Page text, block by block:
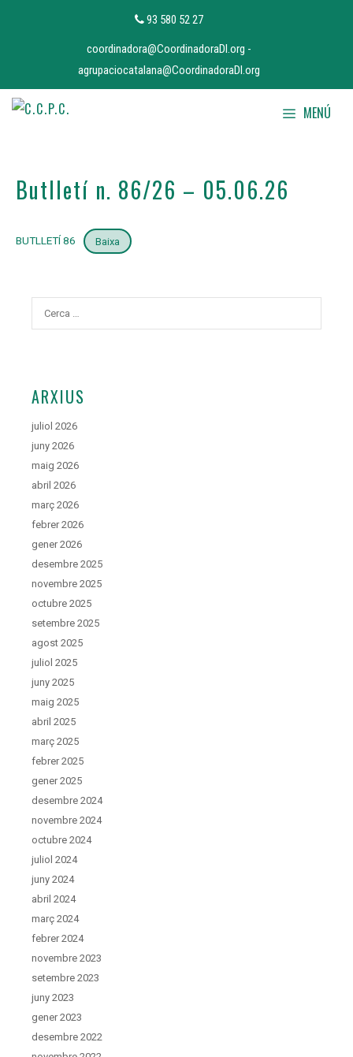
93 580 52 27
coordinadora@CoordinadoraDI.org -
agrupaciocatalana@CoordinadoraDI.org
MENÚ
Butlletí n. 86/26 – 05.06.26
BUTLLETÍ 86 Baixa
ARXIUS
juliol 2026
juny 2026
maig 2026
abril 2026
març 2026
febrer 2026
gener 2026
desembre 2025
novembre 2025
octubre 2025
setembre 2025
agost 2025
juliol 2025
juny 2025
maig 2025
abril 2025
març 2025
febrer 2025
gener 2025
desembre 2024
novembre 2024
octubre 2024
juliol 2024
juny 2024
abril 2024
març 2024
febrer 2024
novembre 2023
setembre 2023
juny 2023
gener 2023
desembre 2022